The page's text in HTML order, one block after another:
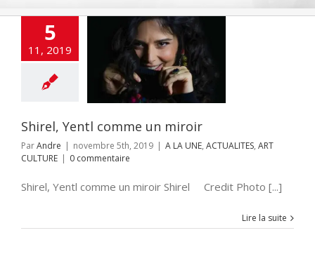
5
11, 2019
comme un
ACTUALITES ART
Shirel, Yentl comme un miroir
ParAndre | novembre 5th, 2019 | A LA UNE, ACTUALITES, ART
CULTURE | 0 commentaire
Shirel, Yentl comme un miroir Shirel Credit Photo [...]
Lire la suite